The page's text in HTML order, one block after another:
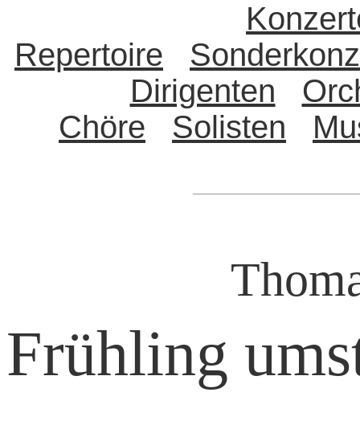
Repertoire
Dirigenten
Chöre
Solisten
Frühling